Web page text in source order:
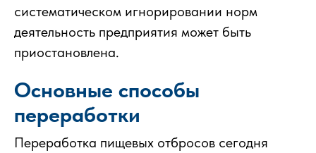
систематическом игнорировании норм
деятельность предприятия может быть
приостановлена.
Основные способы
переработки
Переработка пищевых отбросов сегодня